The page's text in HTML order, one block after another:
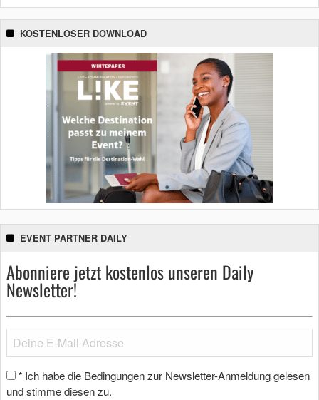
KOSTENLOSER DOWNLOAD
EVENT PARTNER DAILY
Abonniere jetzt kostenlos unseren Daily
Newsletter!
* Ich habe die Bedingungen zur Newsletter-Anmeldung gelesen
und stimme diesen zu.